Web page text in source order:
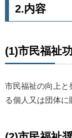
2.内容
(1)市民福祉
市民福祉の向上と
る個人又は団体に